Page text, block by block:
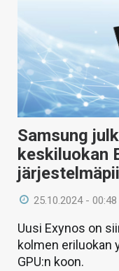
Samsung
keskiluokan
25.10.2024 - 00:48
Uusi Exynos on
kolmen eriluokan
GPU:n koon.